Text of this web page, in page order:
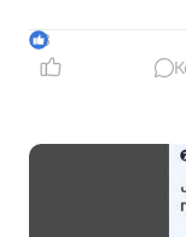
інформацію про
створення
3